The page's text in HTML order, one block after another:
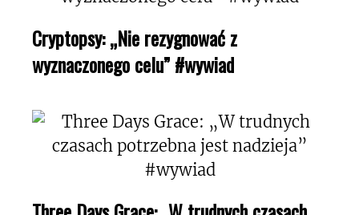
Cryptopsy: „Nie rezygnować z
wyznaczonego celu” #wywiad